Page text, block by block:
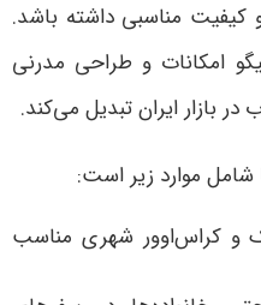
کیفیت مناسبی داشته باشد.
امکانات و طراحی مدرنی
در بازار ایران تبدیل می‌کند.
موارد زیر است:
و کراس‌اوور شهری مناسب